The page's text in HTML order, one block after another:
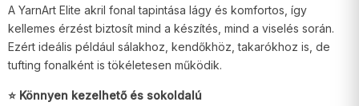
A YarnArt Elite akril fonal tapintása lágy és komfortos, így
kellemes érzést biztosít mind a készítés, mind a viselés során.
Ezért ideális például sálakhoz, kendőkhöz, takarókhoz is, de
tufting fonalként is tökéletesen működik.
⭐ Könnyen kezelhető és sokoldalú